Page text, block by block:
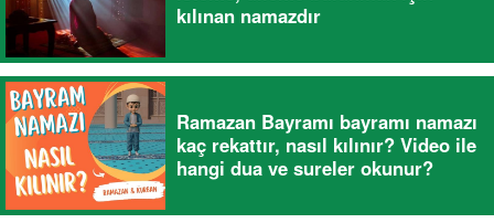
kılınan namazdır
Ramazan Bayramı bayramı namazı
kaç rekattır, nasıl kılınır? Video ile
hangi dua ve sureler okunur?